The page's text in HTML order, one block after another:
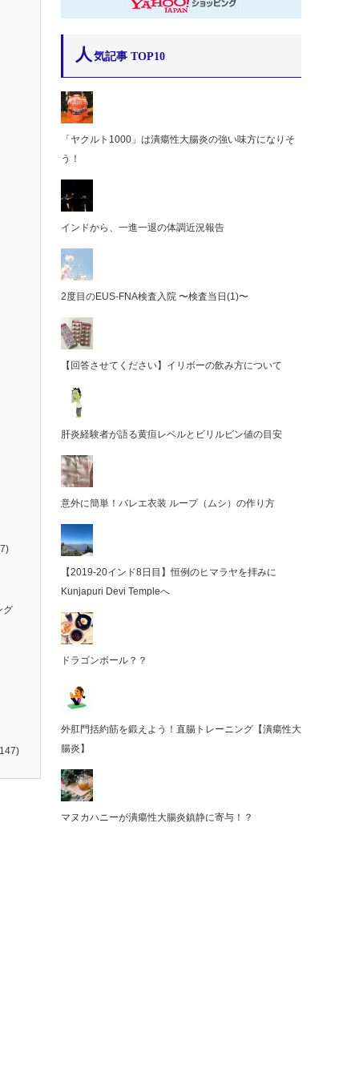
グ
人 気記事 TOP10
「ヤクルト1000」は潰瘍性大腸炎の強い味方になりそ
う！
インドから、一進一退の体調近況報告
2度目のEUS-FNA検査入院 〜検査当日(1)〜
【回答させてください】イリボーの飲み方について
肝炎経験者が語る黄疸レベルとビリルビン値の目安
意外に簡単！バレエ衣装 ループ（ムシ）の作り方
【2019-20インド8日目】恒例のヒマラヤを拝みに
Kunjapuri Devi Templeへ
ドラゴンボール？？
外肛門括約筋を鍛えよう！直腸トレーニング【潰瘍性大
腸炎】
マヌカハニーが潰瘍性大腸炎鎮静に寄与！？